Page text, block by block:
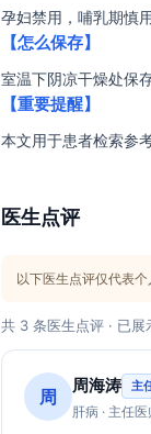
孕妇禁用，哺乳期慎
【怎么保存】
室温下阴凉干燥处保
【重要提醒】
本文用于患者检索参
医生点评
以下医生点评仅代表
共 3 条医生点评 · 已
周 周海涛 主
肝病 · 主任